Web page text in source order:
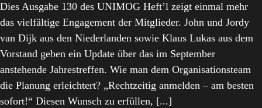
Dies Ausgabe 130 des UNIMOG Heft’l zeigt einmal mehr
das vielfältige Engagement der Mitglieder. John und Jordy
van Dijk aus den Niederlanden sowie Klaus Lukas aus dem
Vorstand geben ein Update über das im September
anstehende Jahrestreffen. Wie man dem Organisationsteam
die Planung erleichtert? „Rechtzeitig anmelden – am besten
sofort!“ Diesen Wunsch zu erfüllen, [...]